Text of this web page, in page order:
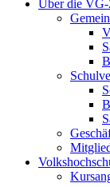
Über die